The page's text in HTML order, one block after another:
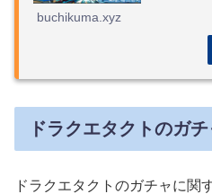
buchikuma.xyz
ドラクエタクトのガ
ドラクエタクトのガチャに関